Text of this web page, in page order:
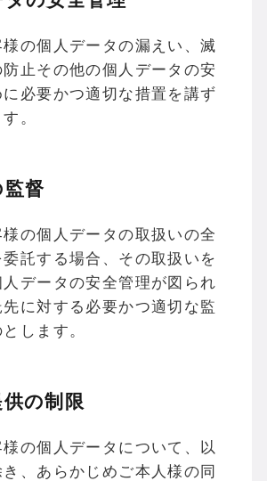
の個人データの漏えい、滅
止その他の個人データの安
必要かつ適切な措置を講ず
。
督
の個人データの取扱いの全
託する場合、その取扱いを
データの安全管理が図られ
に対する必要かつ適切な監
します。
の制限
の個人データについて、以
、あらかじめご本人様の同